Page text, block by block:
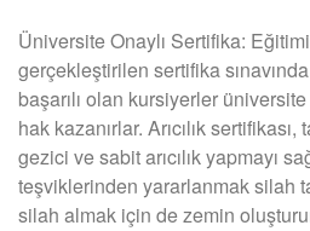
Üniversite Onaylı Sertifika:
gerçekleştirilen sertifika
başarılı olan kursiyerler
hak kazanırlar. Arıcılık
gezici ve sabit arıcılık yapmayı
teşviklerinden yararlanmak silah
silah almak için de zemin